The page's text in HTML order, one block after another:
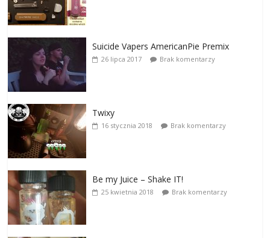
Suicide Vapers AmericanPie Premix
26 lipca 2017 Brak komentarzy
Twixy
16 stycznia 2018 Brak komentarzy
Be my Juice – Shake IT!
25 kwietnia 2018 Brak komentarzy